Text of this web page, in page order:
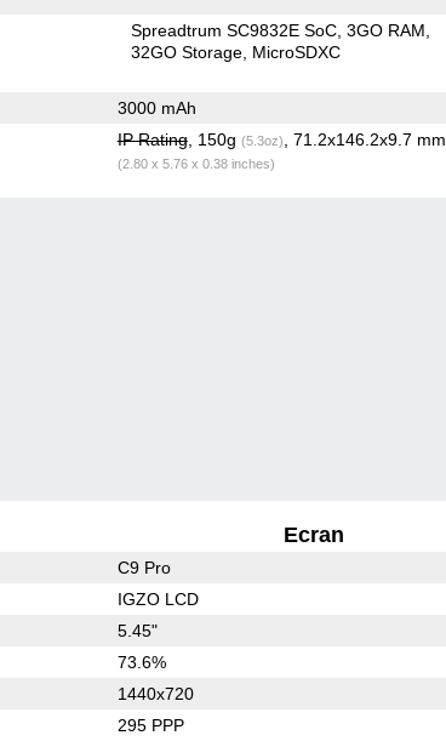
Spreadtrum SC9832E SoC 3GO RAM
32GO Storage MicroSDXC
3000 mAh
IP Rating, 150g (5.3oz) , 71.2x146.2x9.7 mm
(2.80 x 5.76 x 0.38 inches)
Ecran
C9 Pro
IGZO LCD
5.45"
73.6%
1440x720
295 PPP